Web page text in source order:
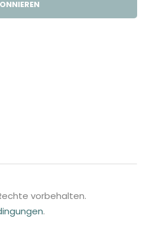
vorbehalten.
.